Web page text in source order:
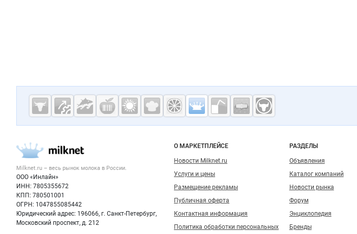
Дополнительная информация
Cсылки на полезные проекты
Молочная
промышленность
Milknet.ru
Важные разделы и контакты
Milknet.ru – весь рынок молока в России.
ООО «Инлайн»
ИНН: 7805355672
КПП: 780501001
ОГРН: 1047855085442
Юридический адрес: 196066, г. Санкт-Петербург,
Московский проспект, д. 212
Навигация по сайту
О МАРКЕТПЛЕЙСЕ
Новости Milknet.ru
Услуги и цены
Размещение рекламы
Публичная оферта
Контактная информация
Политика обработки персональных
РАЗДЕЛЫ
Объявления
Каталог компаний
Новости рынка
Форум
Энциклопедия
Бренды